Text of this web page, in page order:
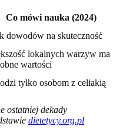
Co mówi nauka (2024)
dowodów na skuteczność
lokalnych warzyw ma
wartości
tylko osobom z celiakią
ostatniej dekady
dietetycy.org.pl